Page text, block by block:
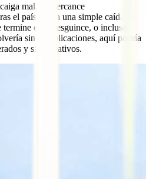
mal, un percance
el país, hasta una simple caída en
en un esguince, o incluso
sin complicaciones, aquí podría
y significativos.